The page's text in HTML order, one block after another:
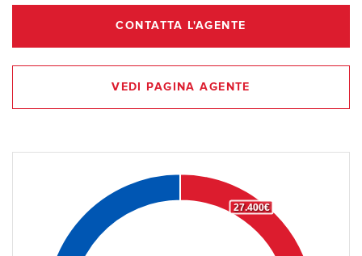
CONTATTA L'AGENTE
VEDI PAGINA AGENTE
27.400€